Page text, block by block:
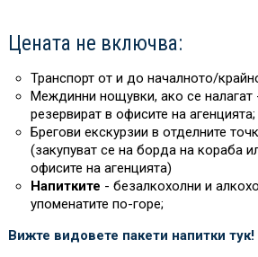
Цената не включва:
Транспорт от и до началното/
Междинни нощувки, ако се
резервират в офисите на агенцията;
Брегови екскурзии в отделните
(закупуват се на борда на кораба
офисите на агенцията)
Напитките - безалкохолни и
упоменатите по-горе;
Вижте видовете пакети напитки тук!